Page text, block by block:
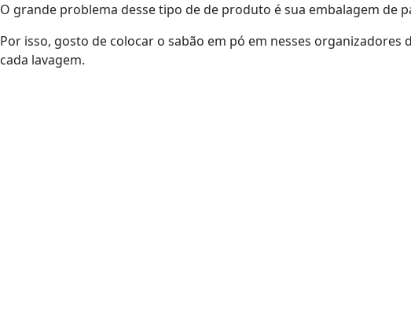
O grande problema desse tipo de de produto é sua embalagem de
Por isso, gosto de colocar o sabão em pó em nesses
cada lavagem.